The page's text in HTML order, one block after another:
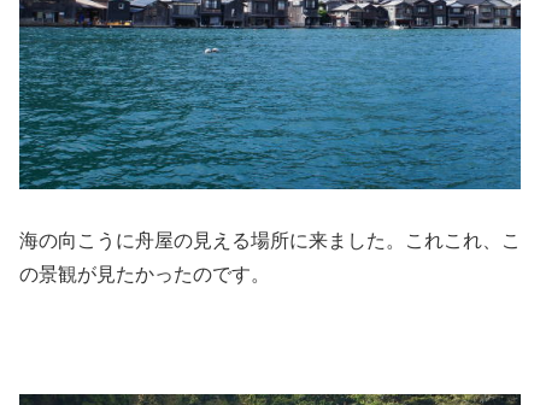
海の向こうに舟屋の見える場所に来ました。これこれ、こ
の景観が見たかったのです。